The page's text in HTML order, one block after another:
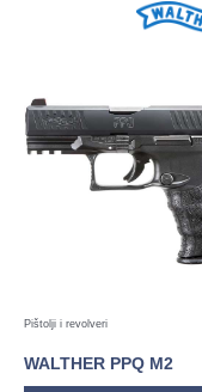
Pištolji i revolveri
WALTHER PPQ M2